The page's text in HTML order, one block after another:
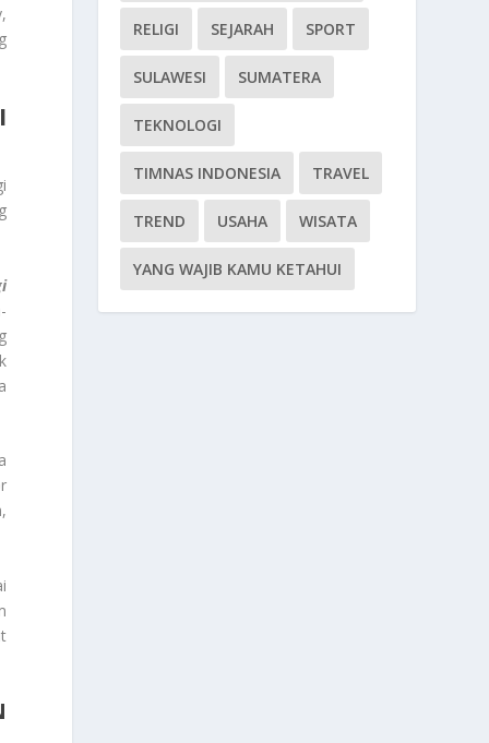
RELIGI SEJARAH SPORT
SULAWESI SUMATERA
TEKNOLOGI
TIMNAS INDONESIA TRAVEL
TREND USAHA WISATA
YANG WAJIB KAMU KETAHUI